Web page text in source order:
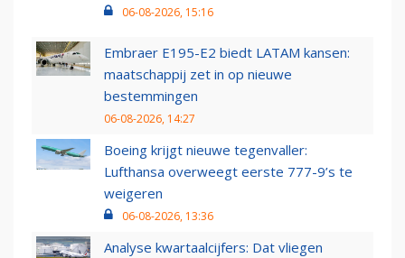
06-08-2026, 15:16
Embraer E195-E2 biedt LATAM kansen:
maatschappij zet in op nieuwe
bestemmingen
06-08-2026, 14:27
Boeing krijgt nieuwe tegenvaller:
Lufthansa overweegt eerste 777-9’s te
weigeren
06-08-2026, 13:36
Analyse kwartaalcijfers: Dat vliegen